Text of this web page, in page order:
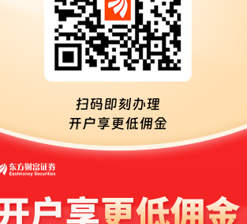
人工智能债券发行量的激增引发了集中风险
限较长，这可能会增加美国整体投资级信贷
真，那么通过资本市场而非企业自身现金流
补充称，如果这导致系统中出现更多不良
些债务还是通过私人渠道完成的，因此更加